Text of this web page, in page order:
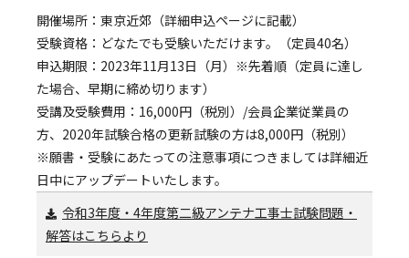
開催場所：東京近郊（詳細申込ページに記載）
受験資格：どなたでも受験いただけます。（定員40名）
申込期限：2023年11月13日（月）※先着順（定員に達し
た場合、早期に締め切ります）
受講及受験費用：16,000円（税別）/会員企業従業員の
方、2020年試験合格の更新試験の方は8,000円（税別）
※願書・受験にあたっての注意事項につきましては詳細近
日中にアップデートいたします。
令和3年度・4年度第二級アンテナ工事士試験問題・
解答はこちらより